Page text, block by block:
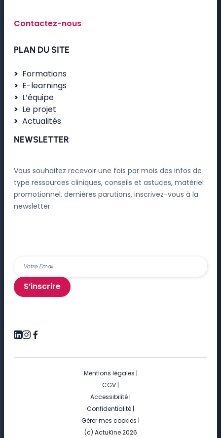
Contactez-nous
PLAN DU SITE
Formations
E-learnings
L’équipe
Le projet
Actualités
NEWSLETTER
Vous souhaitez recevoir une fois par mois des infos de
type ressources cliniques, conseils et astuces, matériel
promotionnel, dernières parutions, inscrivez-vous à la
newsletter :
S’inscrire
Mentions légales |
CGV |
Accessibilité |
Confidentialité |
Gérer mes cookies |
(c) ActuKine 2026